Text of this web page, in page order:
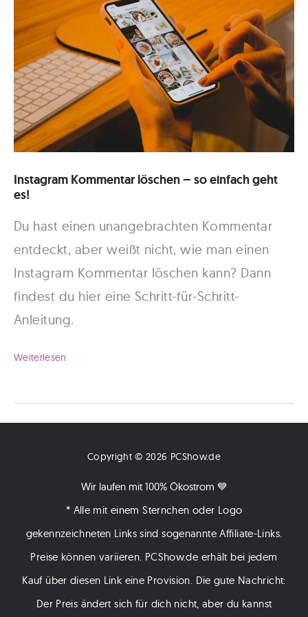
Instagram Kommentar löschen – so einfach geht
es!
Du hast einen unangebrachten Kommentar
entdeckt, aber weißt nicht, wie man einen
Instagram Kommentar löschen kann? Dann
findest du hier eine Schritt-für-Schritt-
Anleitung.
Instagram
löschen
–
Weiterlesen
Copyright © 2026 PCShow.de
Wir laufen mit 100% Ökostrom 💙
* Alle mit einem Sternchen oder Logo
gekennzeichneten Links sind sogenannte Affiliate-Links.
Preise können variieren. PCShow.de erhält bei jedem
Kauf über diesen Link eine Provision. Die gute Nachricht:
Der Preis ändert sich für dich nicht, aber du kannst